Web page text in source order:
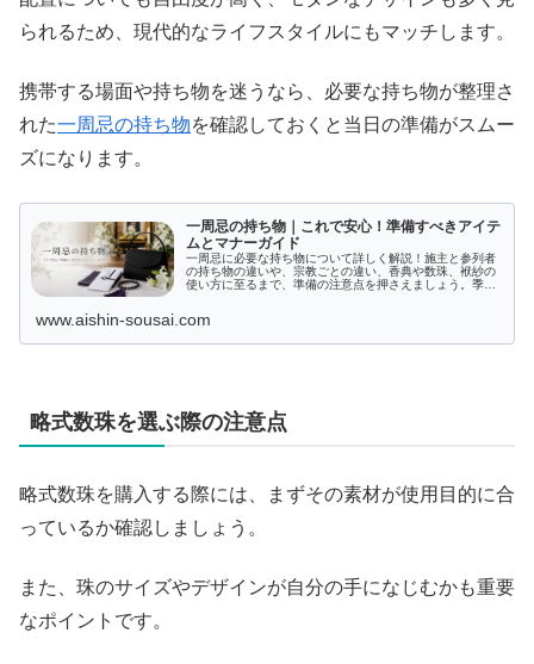
られるため、現代的なライフスタイルにもマッチします。
携帯する場面や持ち物を迷うなら、必要な持ち物が整理さ
れた一周忌の持ち物を確認しておくと当日の準備がスムー
ズになります。
一周忌の持ち物｜これで安心！準備すべきアイテ
ムとマナーガイド
一周忌に必要な持ち物について詳しく解説！施主と参列者
の持ち物の違いや、宗教ごとの違い、香典や数珠、袱紗の
使い方に至るまで、準備の注意点を押さえましょう。季節
www.aishin-sousai.com
略式数珠を選ぶ際の注意点
略式数珠を購入する際には、まずその素材が使用目的に合
っているか確認しましょう。
また、珠のサイズやデザインが自分の手になじむかも重要
なポイントです。